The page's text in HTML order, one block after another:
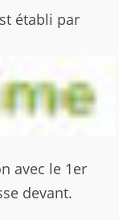
établi par
avec le 1er
devant.